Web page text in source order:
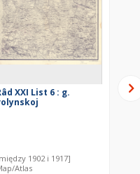
Abteilung. Redaktor
XXI List 6 : g.
1902 i 1917]
Atlas